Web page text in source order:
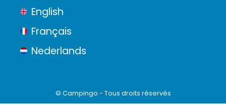
English
Français
Nederlands
© Campingo - Tous droits réservés